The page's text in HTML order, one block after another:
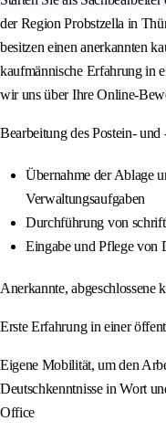
der Region Probstzella in
besitzen einen anerkannten
kaufmännische Erfahrung in
wir uns über Ihre Online-
Bearbeitung des Postein- und
Übernahme der Ablage
Verwaltungsaufgaben
Durchführung von
Eingabe und Pflege von
Anerkannte, abgeschlossene
Erste Erfahrung in einer
Eigene Mobilität, um den
Deutschkenntnisse in Wort
Office